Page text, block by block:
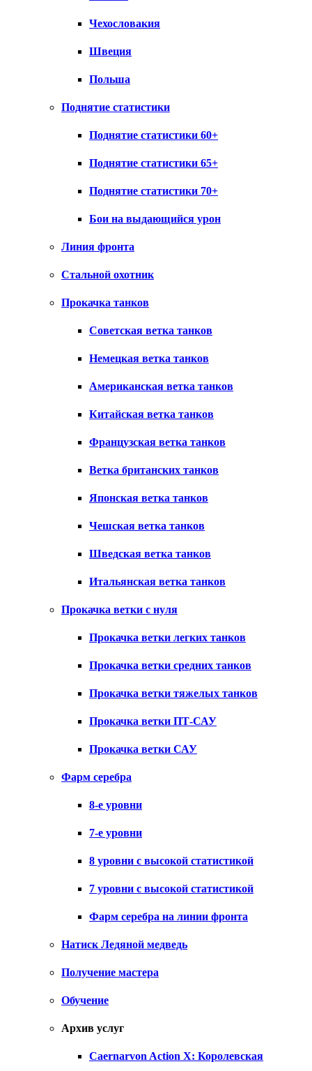
Чехословакия
Швеция
Польша
Поднятие статистики
Поднятие статистики 60+
Поднятие статистики 65+
Поднятие статистики 70+
Бои на выдающийся урон
Линия фронта
Стальной охотник
Прокачка танков
Советская ветка танков
Немецкая ветка танков
Американская ветка танков
Китайская ветка танков
Французская ветка танков
Ветка британских танков
Японская ветка танков
Чешская ветка танков
Шведская ветка танков
Итальянская ветка танков
Прокачка ветки с нуля
Прокачка ветки легких танков
Прокачка ветки средних танков
Прокачка ветки тяжелых танков
Прокачка ветки ПТ-САУ
Прокачка ветки САУ
Фарм серебра
8-е уровни
7-е уровни
8 уровни с высокой статистикой
7 уровни с высокой статистикой
Фарм серебра на линии фронта
Натиск Ледяной медведь
Получение мастера
Обучение
Архив услуг
Caernarvon Action X: Королевская